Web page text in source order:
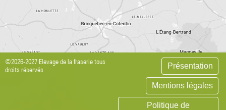
©2026-2027 Elevage de la fraserie tous
droits réservés
Présentation
Mentions légales
Politique de